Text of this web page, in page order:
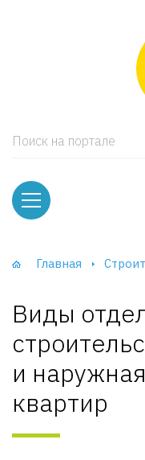
Поиск на портале
Главная
Виды
и
квартир
и тумбы